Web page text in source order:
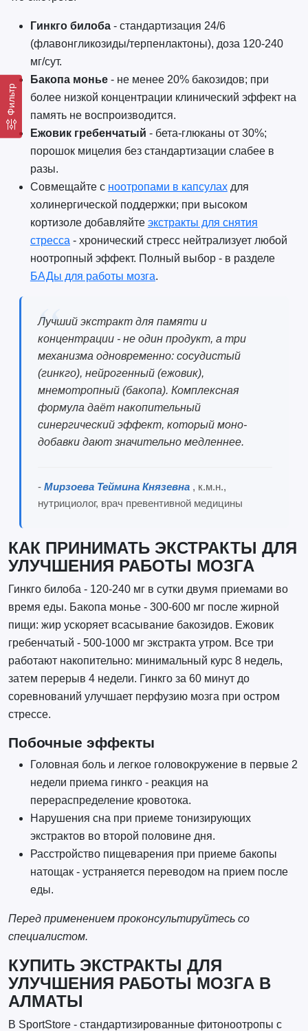
Фильтр
Гинкго билоба- стандартизация 24/6
(флавонгликозиды/терпенлактоны), доза 120-240
мг/сут.
Бакопа монье- не менее 20% бакозидов; при
более низкой концентрации клинический эффект на
память не воспроизводится.
Ежовик гребенчатый - бета-глюканы от 30%;
порошок мицелия без стандартизации слабее в
разы.
Совмещайте с ноотропами в капсулахдля
холинергической поддержки; при высоком
кортизоле добавляйте экстракты для снятия
стресса - хронический стресс нейтрализует любой
ноотропный эффект. Полный выбор - в разделе
БАДы для работы мозга.
Лучший экстракт для памяти и
концентрации - не один продукт, а три
механизма одновременно: сосудистый
(гинкго), нейрогенный (ежовик),
мнемотропный (бакопа). Комплексная
формула даёт накопительный
синергический эффект, который моно-
добавки дают значительно медленнее.
- Мирзоева Теймина Князевна , к.м.н.,
нутрициолог, врач превентивной медицины
КАК ПРИНИМАТЬ ЭКСТРАКТЫ ДЛЯ
УЛУЧШЕНИЯ РАБОТЫ МОЗГА
Гинкго билоба - 120-240 мг в сутки двумя приемами во
время еды. Бакопа монье - 300-600 мг после жирной
пищи: жир ускоряет всасывание бакозидов. Ежовик
гребенчатый - 500-1000 мг экстракта утром. Все три
работают накопительно: минимальный курс 8 недель,
затем перерыв 4 недели. Гинкго за 60 минут до
соревнований улучшает перфузию мозга при остром
стрессе.
Побочные эффекты
Головная боль и легкое головокружение в первые 2
недели приема гинкго - реакция на
перераспределение кровотока.
Нарушения сна при приеме тонизирующих
экстрактов во второй половине дня.
Расстройство пищеварения при приеме бакопы
натощак - устраняется переводом на прием после
еды.
Перед применением проконсультируйтесь со
специалистом.
КУПИТЬ ЭКСТРАКТЫ ДЛЯ
УЛУЧШЕНИЯ РАБОТЫ МОЗГА В
АЛМАТЫ
В SportStore - стандартизированные фитоноотропы с